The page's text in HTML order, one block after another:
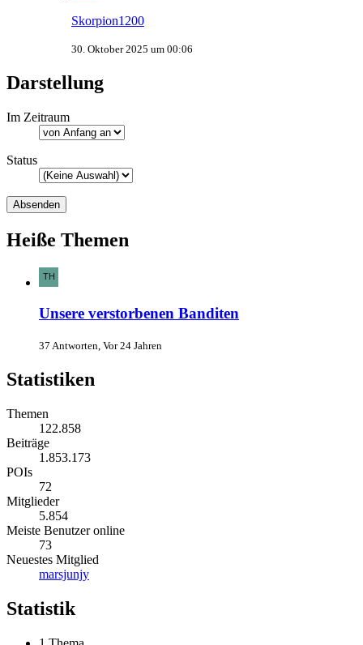
Skorpion1200
30. Oktober 2025 um 00:06
Darstellung
Im Zeitraum
Status
Heiße Themen
Unsere verstorbenen Banditen
37 Antworten, Vor 24 Jahren
Statistiken
Themen
122.858
Beiträge
1.853.173
POIs
72
Mitglieder
5.854
Meiste Benutzer online
73
Neuestes Mitglied
marsjunjy
Statistik